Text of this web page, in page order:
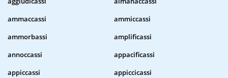
ammaccassi
ammiccassi
ammorbassi
amplificassi
annoccassi
appacificassi
appiccassi
appiccicassi